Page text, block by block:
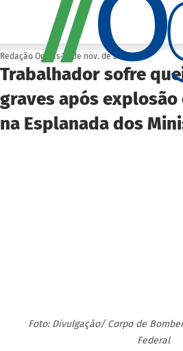
Trabalhador sofre
graves após explosão
na Esplanada dos
Redação Ogoiás 25 de nov. de 2025
Foto: Divulgação/ Corpo de
Federal